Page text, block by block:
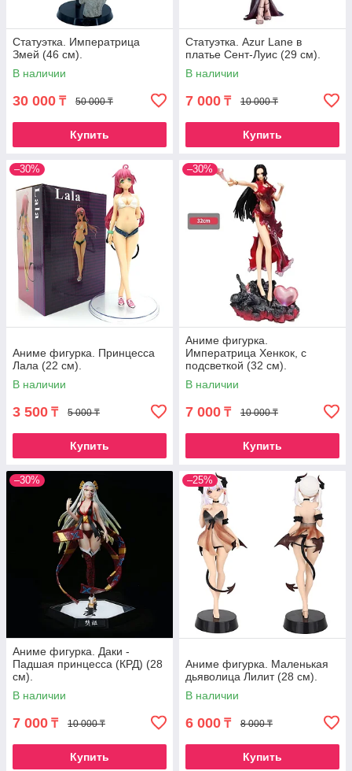
Статуэтка. Императрица
Змей (46 см).
В наличии
30 000 ₸ 50 000 ₸
Купить
Статуэтка. Azur Lane в
платье Сент-Луис (29 см).
В наличии
7 000 ₸ 10 000 ₸
Купить
–30%
Аниме фигурка. Принцесса
Лала (22 см).
В наличии
3 500 ₸ 5 000 ₸
Купить
–30%
Аниме фигурка.
Императрица Хенкок, с
подсветкой (32 см).
В наличии
7 000 ₸ 10 000 ₸
Купить
–30%
Аниме фигурка. Даки -
Падшая принцесса (КРД) (28
см).
В наличии
7 000 ₸ 10 000 ₸
Купить
–25%
Аниме фигурка. Маленькая
дьяволица Лилит (28 см).
В наличии
6 000 ₸ 8 000 ₸
Купить